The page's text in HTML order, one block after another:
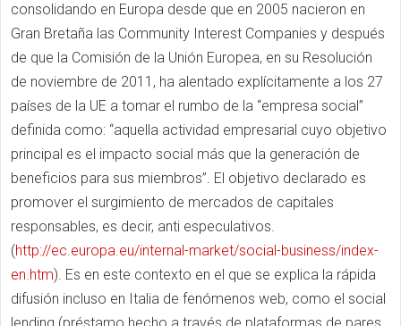
consolidando en Europa desde que en 2005 nacieron en
Gran Bretaña las Community Interest Companies y después
de que la Comisión de la Unión Europea, en su Resolución
de noviembre de 2011, ha alentado explícitamente a los 27
países de la UE a tomar el rumbo de la “empresa social”
definida como: “aquella actividad empresarial cuyo objetivo
principal es el impacto social más que la generación de
beneficios para sus miembros”. El objetivo declarado es
promover el surgimiento de mercados de capitales
responsables, es decir, anti especulativos.
(http://ec.europa.eu/internal-market/social-business/index-
en.htm). Es en este contexto en el que se explica la rápida
difusión incluso en Italia de fenómenos web, como el social